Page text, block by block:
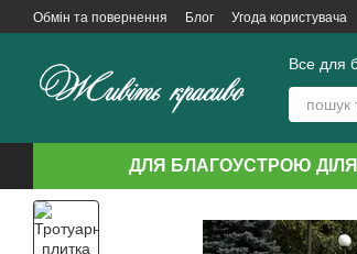
Перейти до основного контенту
Обмін та повернення Блог Угода користувача
Все для
ДЛЯ БЛАГОУСТРОЮ